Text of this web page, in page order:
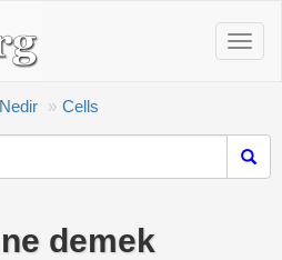
Nedir Cells
demek